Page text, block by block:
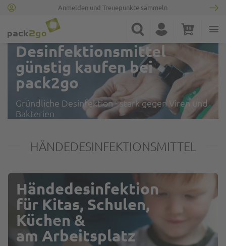
Anmelden und Treuepunkte sammeln
Suche Konto Warenkorb
Minicart
Desinfektionsmittel
günstig kaufen bei
pack2go
Gründliche Desinfektion - stark gegen Viren und
Bakterien
HÄNDEDESINFEKTIONSMITTEL
Händedesinfektion
für Kitas, Schulen,
Küchen &
am Arbeitsplatz